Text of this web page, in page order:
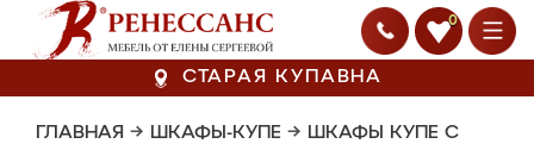
0
СТАРАЯ КУПАВНА
ГЛАВНАЯ → ШКАФЫ-КУПЕ → ШКАФЫ КУПЕ С